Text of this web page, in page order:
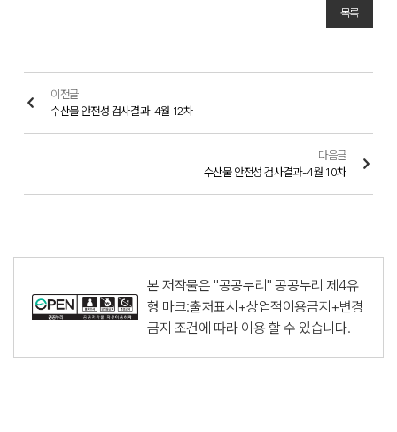
목록
이전글
수산물 안전성 검사결과-4월 12차
다음글
수산물 안전성 검사결과-4월 10차
본 저작물은 "공공누리"공공누리 제4유
형 마크:출처표시+상업적이용금지+변경
금지 조건에 따라 이용 할 수 있습니다.